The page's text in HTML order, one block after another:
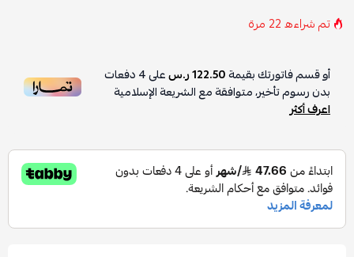
تم شراءه22 مرة
أو قسم فاتورتك بقيمة122.50 ر.س على4دفعات
بدون رسوم تأخير، متوافقة مع الشريعة الإسلامية
اعرف أكثر